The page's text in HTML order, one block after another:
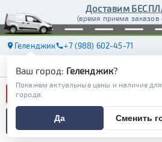
Доставим
(время приема заказов
Геленджик +7 (988) 602-45-71
АКБ
ПОДБОР АККУМУЛЯТОРА
СПЕЦИАЛИСТОМ
Ваш город: Геленджик?
Покажем актуальные цены и наличие
города.
Да Сменить